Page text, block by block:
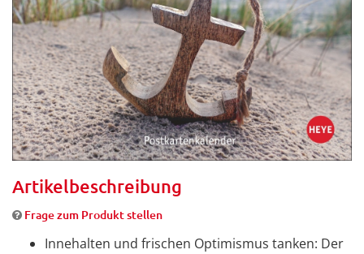
Artikelbeschreibung
Frage zum Produkt stellen
Innehalten und frischen Optimismus tanken: Der